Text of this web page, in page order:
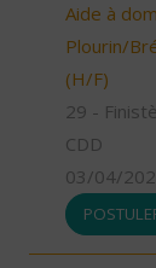
Aide à
Plourin/
(H/F)
29 -
CDD
03/04/